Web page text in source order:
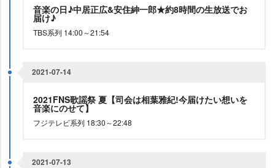
音楽の日♪中居正広&安住紳一郎★約8時間の生放送でお
届け♪
TBS系列 14:00～21:54
2021-07-14
2021FNS歌謡祭 夏【司会は相葉雅紀!今届けたい想いを
音楽にのせて】
フジテレビ系列 18:30～22:48
2021-07-13